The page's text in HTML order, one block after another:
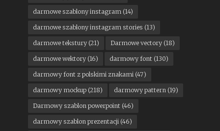
darmowe szablony instagram (14)
darmowe szablony instagram stories (13)
darmowe tekstury(21) Darmowe vectory(18)
darmowe wektory(16) darmowy font(130)
darmowy font z polskimi znakami (47)
darmowy mockup(218) darmowy pattern (19)
Darmowy szablon powerpoint(46)
darmowy szablon prezentacji (46)